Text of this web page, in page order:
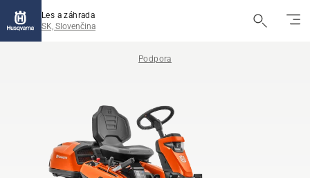
Les a záhrada
SK, Slovenčina
Podpora